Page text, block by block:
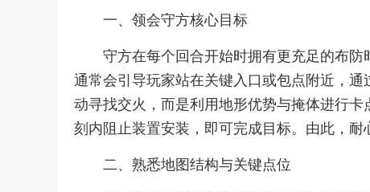
一、领会守方核心目标
守方在每个回合开始时拥有更充足的布
通常会引导玩家站在关键入口或包点附近，
动寻找交火，而是利用地形优势与掩体进行
刻内阻止装置安装，即可完成目标。由此，耐
二、熟悉地图结构与关键点位